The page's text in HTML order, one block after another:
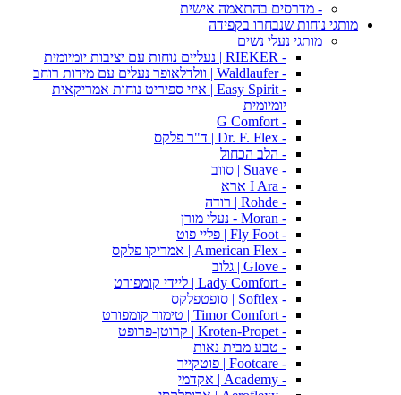
- מדרסים בהתאמה אישית
מותגי נוחות שנבחרו בקפידה
מותגי נעלי נשים
- RIEKER | נעליים נוחות עם יציבות יומיומית
- Waldlaufer | וולדלאופר נעלים עם מידות רוחב
- Easy Spirit | איזי ספיריט נוחות אמריקאית
יומיומית
- G Comfort
- Dr. F. Flex | ד"ר פלקס
- הלב הכחול
- Suave | סווב
- I Ara ארא
- Rohde | רודה
- Moran - נעלי מורן
- Fly Foot | פליי פוט
- American Flex | אמריקו פלקס
- Glove | גלוב
- Lady Comfort | ליידי קומפורט
- Softlex | סופטפלקס
- Timor Comfort | טימור קומפורט
- Kroten-Propet | קרוטן-פרופט
- טבע מבית נאות
- Footcare | פוטקייר
- Academy | אקדמי